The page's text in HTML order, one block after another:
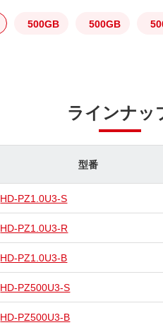
500GB 500GB
ラインナッ
型番
HD-PZ1.0U3-S
HD-PZ1.0U3-R
HD-PZ1.0U3-B
HD-PZ500U3-S
HD-PZ500U3-B